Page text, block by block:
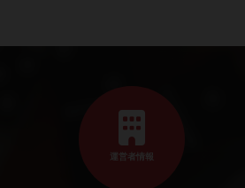
運営者情報